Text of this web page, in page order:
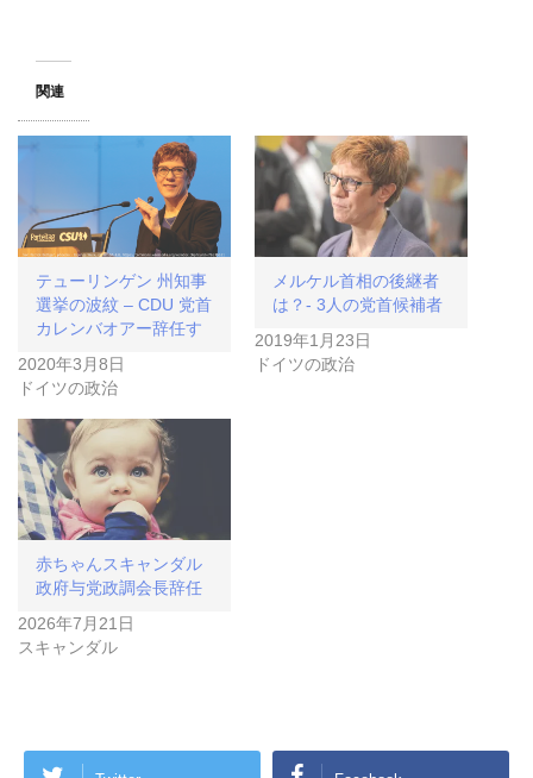
関連
テューリンゲン 州知事
選挙の波紋 – CDU 党首
カレンバオアー辞任す
2020年3月8日
ドイツの政治
メルケル首相の後継者
は？- 3人の党首候補者
2019年1月23日
ドイツの政治
赤ちゃんスキャンダル
政府与党政調会長辞任
2026年7月21日
スキャンダル